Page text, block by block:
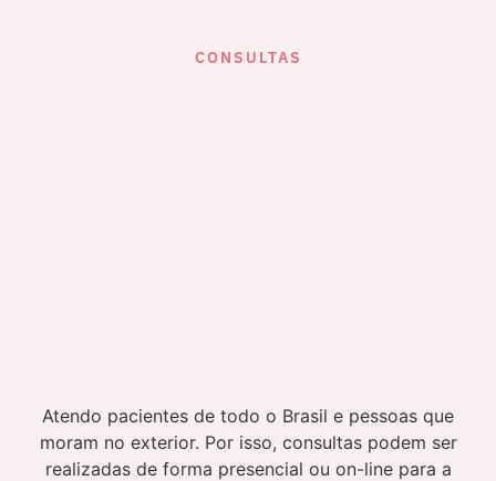
CONSULTAS
Atendo pacientes de todo o Brasil e pessoas que
moram no exterior. Por isso, consultas podem ser
realizadas de forma presencial ou on-line para a